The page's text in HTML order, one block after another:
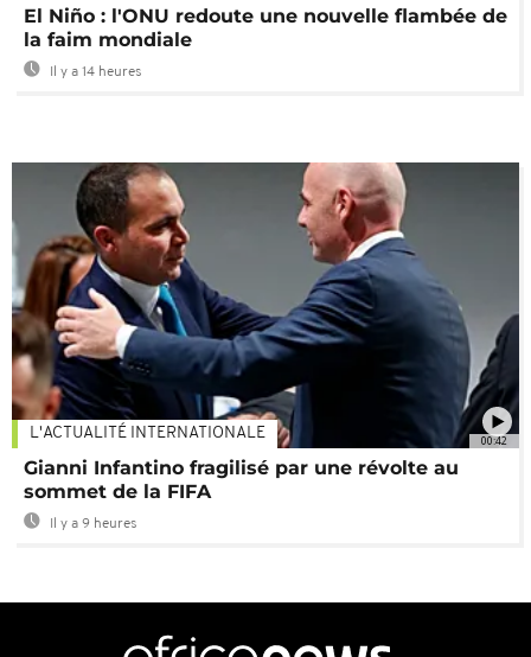
El Niño : l'ONU redoute une nouvelle flambée de
la faim mondiale
Il y a 14 heures
00:42
L'ACTUALITÉ INTERNATIONALE
Gianni Infantino fragilisé par une révolte au
sommet de la FIFA
Il y a 9 heures